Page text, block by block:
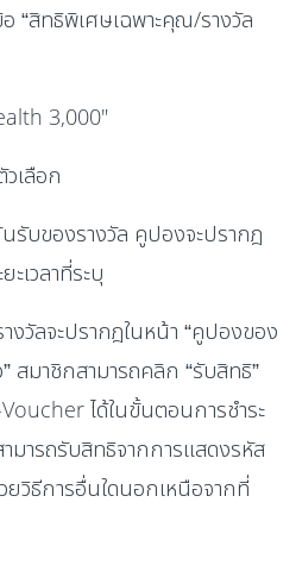
“สิทธิพิเศษเฉพาะคุณ/รางวัล
3,000"
เลือก
บของรางวัล คูปองจะปรากฎ
ะเวลาที่ระบุ
วัลจะปรากฎในหน้า “คูปองของ
สมาชิกสามารถคลิก “รับสิทธิ”
ได้ในขั้นตอนการชำระ
มารถรับสิทธิจากการแสดงรหัส
ยวิธีการอื่นใดนอกเหนือจากที่